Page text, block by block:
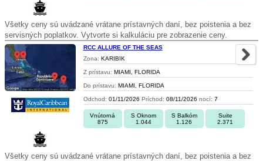
Všetky ceny sú uvádzané vrátane prístavných daní, bez poistenia a bez
servisných poplatkov. Vytvorte si kalkuláciu pre zobrazenie ceny.
RCC ALLURE OF THE SEAS
Zona: KARIBIK
Z prístavu: MIAMI, FLORIDA
Do prístavu: MIAMI, FLORIDA
Odchod: 01/11/2026 Príchod: 08/11/2026 nocí: 7
Vnútorná
875
S Oknom
1.044
S Balkóm
1.126
Suite
2.371
Všetky ceny sú uvádzané vrátane prístavných daní, bez poistenia a bez